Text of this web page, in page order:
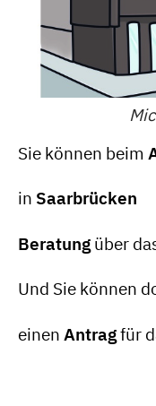
Sie können beim
in Saarbrücken
Beratung über
Und Sie können
einen Antragfür